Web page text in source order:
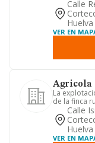
Calle
Huelva
VER EN
Agricola
La
de la finca
Calle
Huelva
VER EN